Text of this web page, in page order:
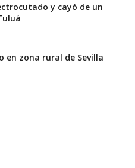
y cayó de un
en zona rural de Sevilla